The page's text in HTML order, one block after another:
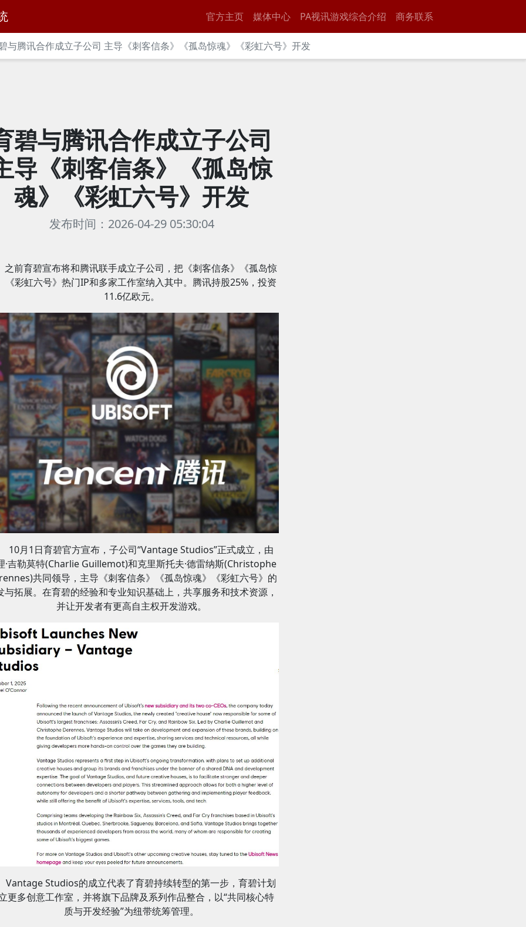
官方主页 媒体中心 PA视讯游戏综合介绍 商务联系
与腾讯合作成立子公司 主导《刺客信条》《孤岛惊魂》《彩虹六号》开发
碧与腾讯合作成立子公司
导《刺客信条》《孤岛惊
魂》《彩虹六号》开发
发布时间：2026-04-29 05:30:04
之前育碧宣布将和腾讯联手成立子公司，把《刺客信条》《孤岛惊
《彩虹六号》热门IP和多家工作室纳入其中。腾讯持股25%，投资
11.6亿欧元。
10月1日育碧官方宣布，子公司“Vantage Studios”正式成立，由
·吉勒莫特(Charlie Guillemot)和克里斯托夫·德雷纳斯(Christophe
共同领导，主导《刺客信条》《孤岛惊魂》《彩虹六号》的
与拓展。在育碧的经验和专业知识基础上，共享服务和技术资源，
并让开发者有更高自主权开发游戏。
Vantage Studios的成立代表了育碧持续转型的第一步，育碧计划
更多创意工作室，并将旗下品牌及系列作品整合，以“共同核心特
质与开发经验”为纽带统筹管理。